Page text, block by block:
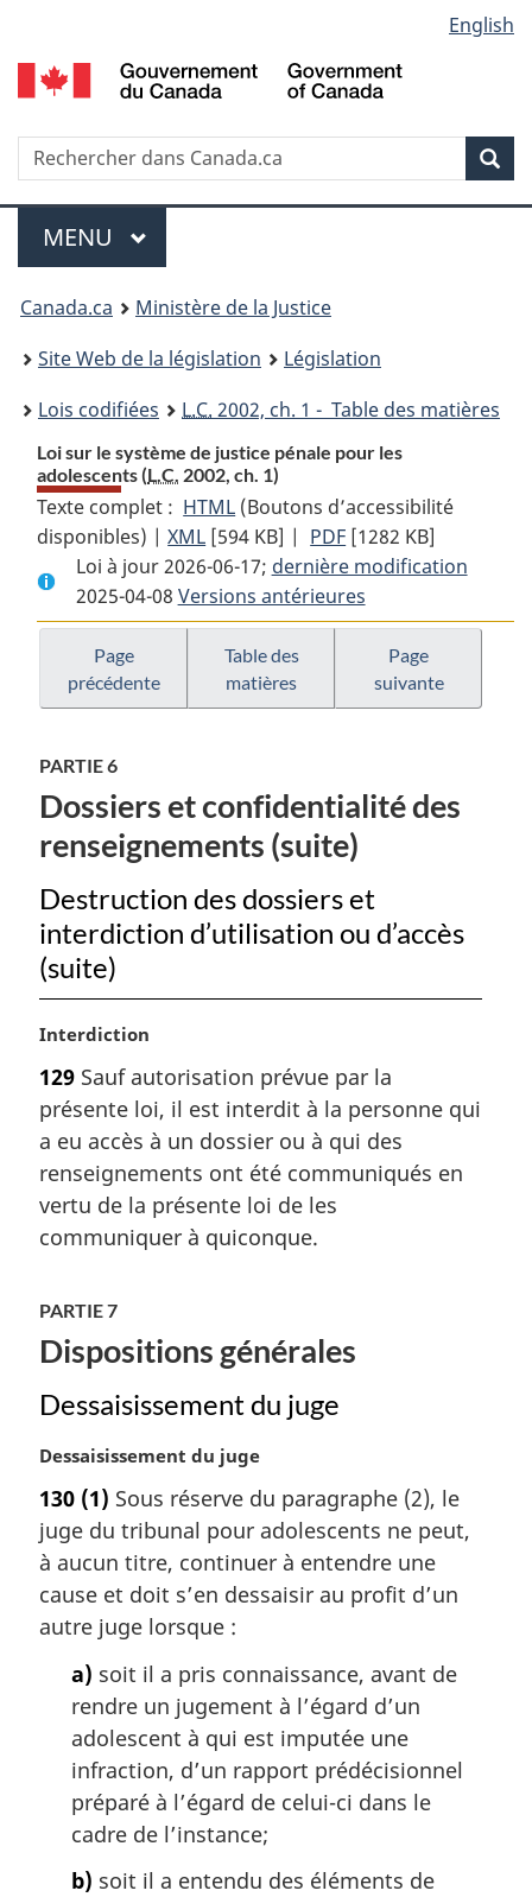
au
contenu
propos
de
la
HTML
simplifiée
selection
English
Recherche
Menu
MENU PRINCIPAL
You
are
here:
Canada.ca
Ministère de la Justice
Site Web de la législation
Législation
Lois codifiées
L.C. 2002, ch. 1 - Table des matières
Loi sur le système de justice pénale pour les
adolescents (L.C. 2002, ch. 1)
Texte complet : HTML Texte
complet
:
Loi
sur
le
système
de
pour
les
adolescents
(Boutons d’accessibilité
disponibles) |XML Texte
complet
:
Loi
sur
système
pénale
pour
les
adolescents
[594 KB] | PDF Texte
complet
:
Loi
système
pénale
pour
les
adolescents
[1282 KB]
Loi à jour 2026-06-17; dernière modification
2025-04-08 Versions antérieures
Page
précédente
Table des
matières
Page
suivante
PARTIE 6
Dossiers et confidentialité des
renseignements (suite)
Destruction des dossiers et
interdiction d’utilisation ou d’accès
(suite)
N
t
e
m
a
g
i
l
e
Interdiction
129 Sauf autorisation prévue par la
présente loi, il est interdit à la personne qui
a eu accès à un dossier ou à qui des
renseignements ont été communiqués en
vertu de la présente loi de les
communiquer à quiconque.
PARTIE 7
Dispositions générales
Dessaisissement du juge
N
t
e
m
a
g
Dessaisissement du juge
130 (1) Sous réserve du paragraphe (2), le
juge du tribunal pour adolescents ne peut,
à aucun titre, continuer à entendre une
cause et doit s’en dessaisir au profit d’un
autre juge lorsque :
a) soit il a pris connaissance, avant de
rendre un jugement à l’égard d’un
adolescent à qui est imputée une
infraction, d’un rapport prédécisionnel
préparé à l’égard de celui-ci dans le
cadre de l’instance;
b) soit il a entendu des éléments de